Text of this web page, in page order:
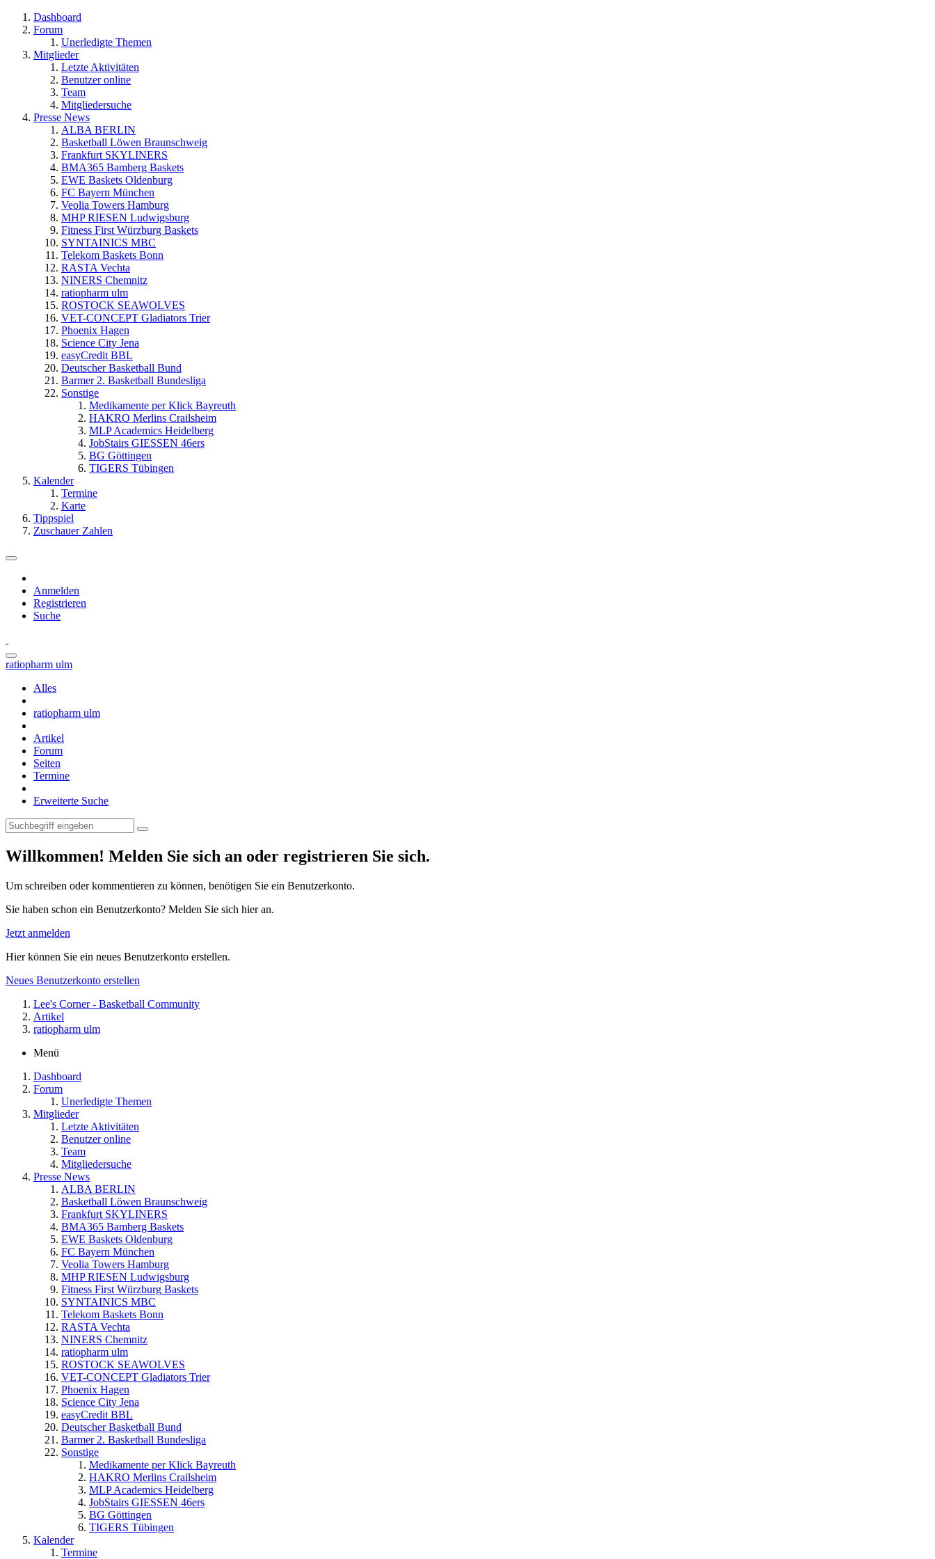
Dashboard
Forum
Unerledigte Themen
Mitglieder
Letzte Aktivitäten
Benutzer online
Team
Mitgliedersuche
Presse News
ALBA BERLIN
Basketball Löwen Braunschweig
Frankfurt SKYLINERS
BMA365 Bamberg Baskets
EWE Baskets Oldenburg
FC Bayern München
Veolia Towers Hamburg
MHP RIESEN Ludwigsburg
Fitness First Würzburg Baskets
SYNTAINICS MBC
Telekom Baskets Bonn
RASTA Vechta
NINERS Chemnitz
ratiopharm ulm
ROSTOCK SEAWOLVES
VET-CONCEPT Gladiators Trier
Phoenix Hagen
Science City Jena
easyCredit BBL
Deutscher Basketball Bund
Barmer 2. Basketball Bundesliga
Sonstige
Medikamente per Klick Bayreuth
HAKRO Merlins Crailsheim
MLP Academics Heidelberg
JobStairs GIESSEN 46ers
BG Göttingen
TIGERS Tübingen
Kalender
Termine
Karte
Tippspiel
Zuschauer Zahlen
Anmelden
Registrieren
Suche
ratiopharm ulm
Alles
ratiopharm ulm
Artikel
Forum
Seiten
Termine
Erweiterte Suche
Willkommen! Melden Sie sich an oder registrieren Sie sich.
Um schreiben oder kommentieren zu können, benötigen Sie ein Benutzerkonto.
Sie haben schon ein Benutzerkonto? Melden Sie sich hier an.
Jetzt anmelden
Hier können Sie ein neues Benutzerkonto erstellen.
Neues Benutzerkonto erstellen
Lee's Corner - Basketball Community
Artikel
ratiopharm ulm
Menü
Dashboard
Forum
Unerledigte Themen
Mitglieder
Letzte Aktivitäten
Benutzer online
Team
Mitgliedersuche
Presse News
ALBA BERLIN
Basketball Löwen Braunschweig
Frankfurt SKYLINERS
BMA365 Bamberg Baskets
EWE Baskets Oldenburg
FC Bayern München
Veolia Towers Hamburg
MHP RIESEN Ludwigsburg
Fitness First Würzburg Baskets
SYNTAINICS MBC
Telekom Baskets Bonn
RASTA Vechta
NINERS Chemnitz
ratiopharm ulm
ROSTOCK SEAWOLVES
VET-CONCEPT Gladiators Trier
Phoenix Hagen
Science City Jena
easyCredit BBL
Deutscher Basketball Bund
Barmer 2. Basketball Bundesliga
Sonstige
Medikamente per Klick Bayreuth
HAKRO Merlins Crailsheim
MLP Academics Heidelberg
JobStairs GIESSEN 46ers
BG Göttingen
TIGERS Tübingen
Kalender
Termine